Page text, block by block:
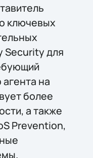
ключевых
Security для
на
более
а также
Prevention,